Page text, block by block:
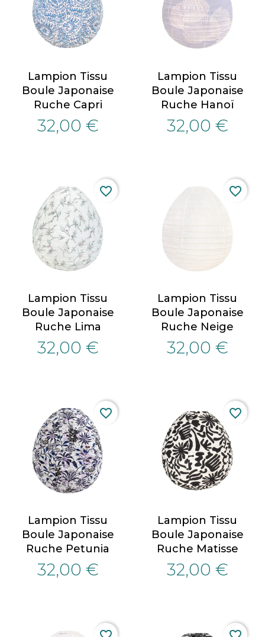
Lampion Tissu
Boule Japonaise
Ruche Capri
32,00 €
Lampion Tissu
Boule Japonaise
Ruche Hanoï
32,00 €
Lampion Tissu
Boule Japonaise
Ruche Lima
32,00 €
favorite_border
Lampion Tissu
Boule Japonaise
Ruche Neige
32,00 €
favorite_border
Lampion Tissu
Boule Japonaise
Ruche Petunia
32,00 €
favorite_border
Lampion Tissu
Boule Japonaise
Ruche Matisse
32,00 €
favorite_border